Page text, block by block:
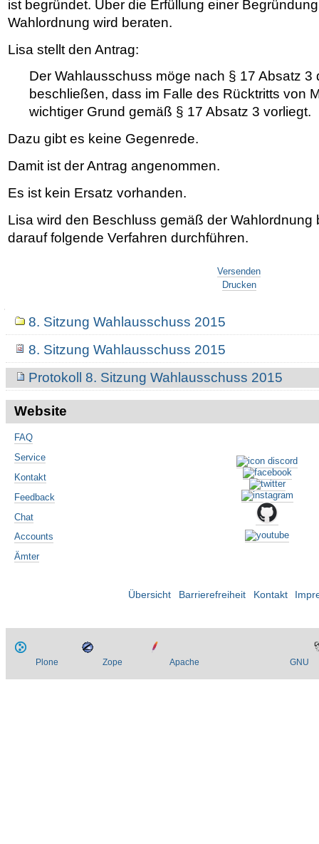
ist begründet. Über die Erfüllung einer
Wahlordnung wird beraten.
Lisa stellt den Antrag:
Der Wahlausschuss möge nach § 17 Absatz 3
beschließen, dass im Falle des Rücktritts von
wichtiger Grund gemäß § 17 Absatz 3 vorliegt.
Dazu gibt es keine Gegenrede.
Damit ist der Antrag angenommen.
Es ist kein Ersatz vorhanden.
Lisa wird den Beschluss gemäß der
darauf folgende Verfahren durchführen.
Versenden
Drucken
Navigation8. Sitzung Wahlausschuss 2015
8. Sitzung Wahlausschuss 2015
Protokoll 8. Sitzung Wahlausschuss 2015
Website
FAQ
Service
Kontakt
Feedback
Chat
Accounts
Ämter
Übersicht Barrierefreiheit Kontakt
Plone Zope Apache GNU